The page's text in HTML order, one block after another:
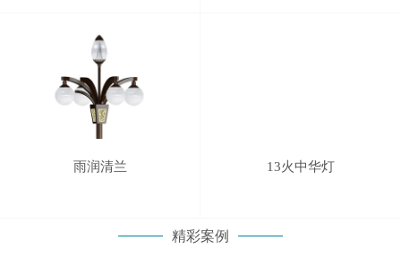
雨润清兰 13火中华灯
精彩案例